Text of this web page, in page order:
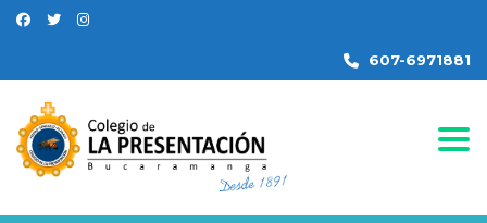
607-6971881